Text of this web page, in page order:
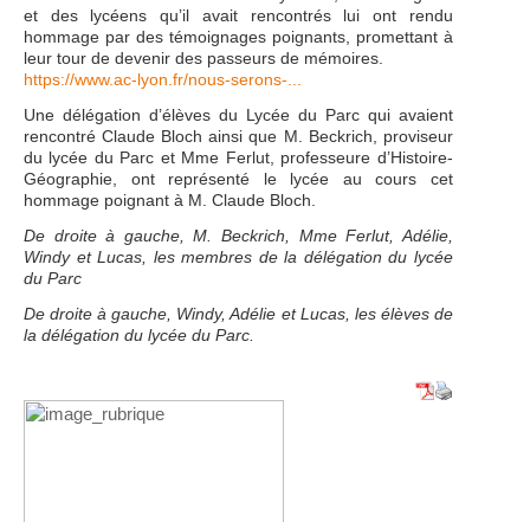
et des lycéens qu’il avait rencontrés lui ont rendu
hommage par des témoignages poignants, promettant à
leur tour de devenir des passeurs de mémoires.
https://www.ac-lyon.fr/nous-serons-...
Une délégation d’élèves du Lycée du Parc qui avaient
rencontré Claude Bloch ainsi que M. Beckrich, proviseur
du lycée du Parc et Mme Ferlut, professeure d’Histoire-
Géographie, ont représenté le lycée au cours cet
hommage poignant à M. Claude Bloch.
De droite à gauche, M. Beckrich, Mme Ferlut, Adélie,
Windy et Lucas, les membres de la délégation du lycée
du Parc
De droite à gauche, Windy, Adélie et Lucas, les élèves de
la délégation du lycée du Parc.